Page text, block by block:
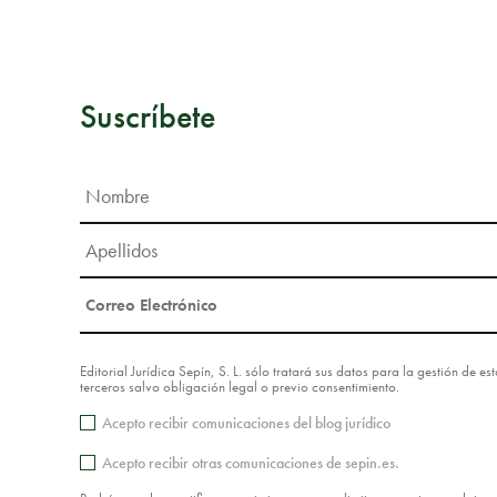
Suscríbete
Editorial Jurídica Sepín, S. L. sólo tratará sus datos para la gestión de
terceros salvo obligación legal o previo consentimiento.
Acepto recibir comunicaciones del blog jurídico
Acepto recibir otras comunicaciones de sepin.es.